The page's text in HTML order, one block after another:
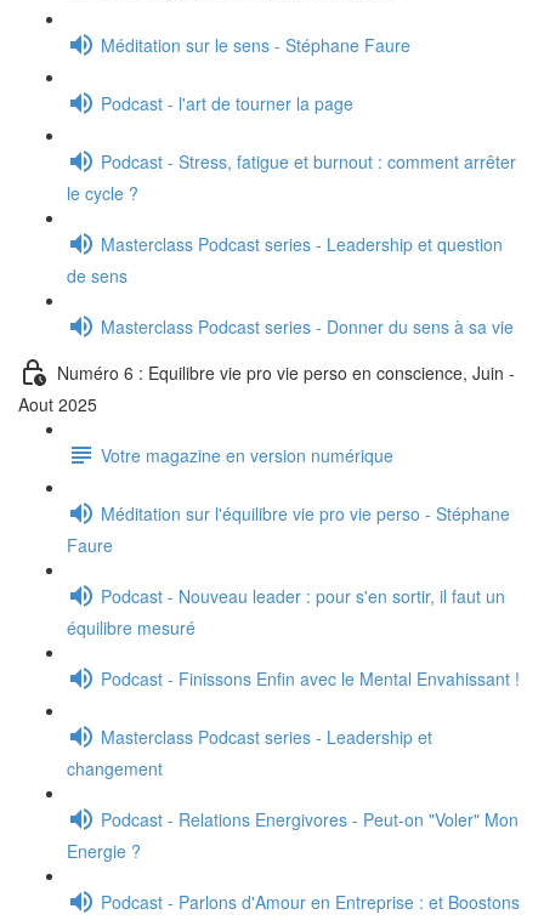
Méditation sur le sens - Stéphane Faure
Podcast - l'art de tourner la page
Podcast - Stress, fatigue et burnout : comment arrêter
le cycle ?
Masterclass Podcast series - Leadership et question
de sens
Masterclass Podcast series - Donner du sens à sa vie
Numéro 6 : Equilibre vie pro vie perso en conscience, Juin -
Aout 2025
Votre magazine en version numérique
Méditation sur l'équilibre vie pro vie perso - Stéphane
Faure
Podcast - Nouveau leader : pour s'en sortir, il faut un
équilibre mesuré
Podcast - Finissons Enfin avec le Mental Envahissant !
Masterclass Podcast series - Leadership et
changement
Podcast - Relations Energivores - Peut-on "Voler" Mon
Energie ?
Podcast - Parlons d'Amour en Entreprise : et Boostons